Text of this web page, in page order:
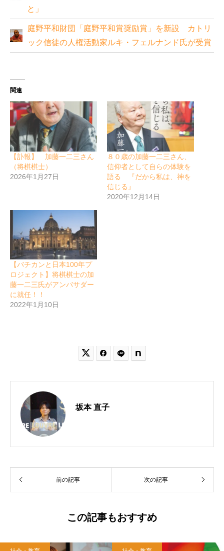
と」
庭野平和財団「庭野平和賞奨励賞」を新設 カトリ
ック信徒の人権活動家ルキ・フェルナンド氏が受賞
関連
【訃報】 加藤一二三さん
（将棋棋士）
2026年1月27日
８０歳の加藤一二三さん、
信仰者として自らの体験を
語る 『だから私は、神を
信じる』
2020年12月14日
【バチカンと日本100年プ
ロジェクト】将棋棋士の加
藤一二三氏がアンバサダー
に就任！！
2022年1月10日
 
坂本 直子
前の記事 次の記事
この記事もおすすめ